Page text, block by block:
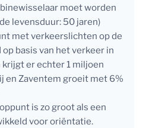
moet worden
levensduur: 50 jaren)
met verkeerslichten op de
basis van het verkeer in
er echter 1 miljoen
en Zaventem groeit met 6%
is zo groot als een
voor oriëntatie.